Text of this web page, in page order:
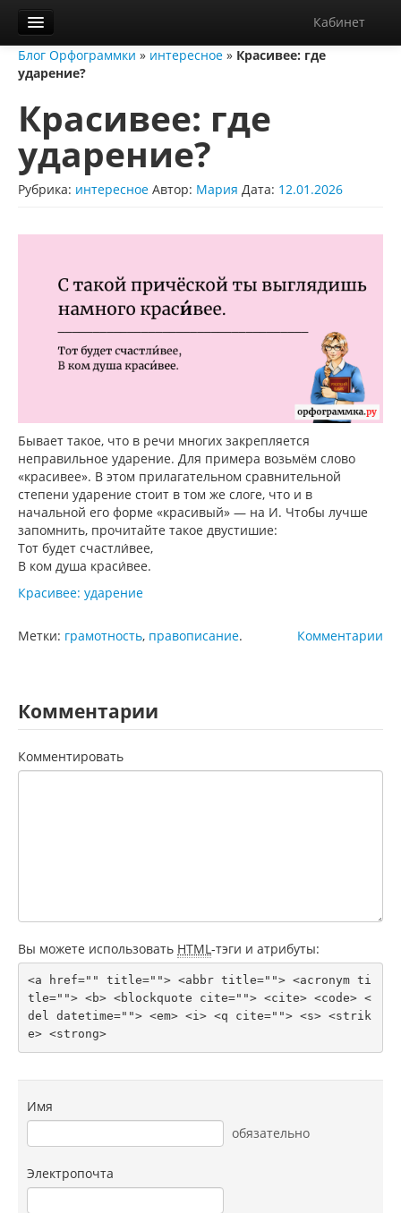
Кабинет
Орфограммка
Блог
О нас
Контакты
Справка
Блог Орфограммки » интересное » Красивее: где
ударение?
Красивее: где
ударение?
Рубрика: интересное Автор: Мария Дата: 12.01.2026
Бывает такое, что в речи многих закрепляется
неправильное ударение. Для примера возьмём слово
«красивее». В этом прилагательном сравнительной
степени ударение стоит в том же слоге, что и в
начальной его форме «красивый» — на И. Чтобы лучше
запомнить, прочитайте такое двустишие:
Тот будет счастли́вее,
В ком душа краси́вее.
Красивее: ударение
Комментарии
Метки: грамотность, правописание.
Комментарии
Комментировать
Вы можете использовать HTML -тэги и атрибуты:
<a href="" title=""> <abbr title=""> <acronym ti
tle=""> <b> <blockquote cite=""> <cite> <code> <
del datetime=""> <em> <i> <q cite=""> <s> <strik
e> <strong>
Имя
обязательно
Электропочта